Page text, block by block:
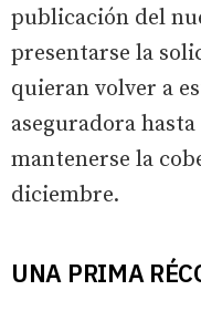
publicación del
presentarse la
quieran volver a
aseguradora
mantenerse la
diciembre.
UNA PRIMA